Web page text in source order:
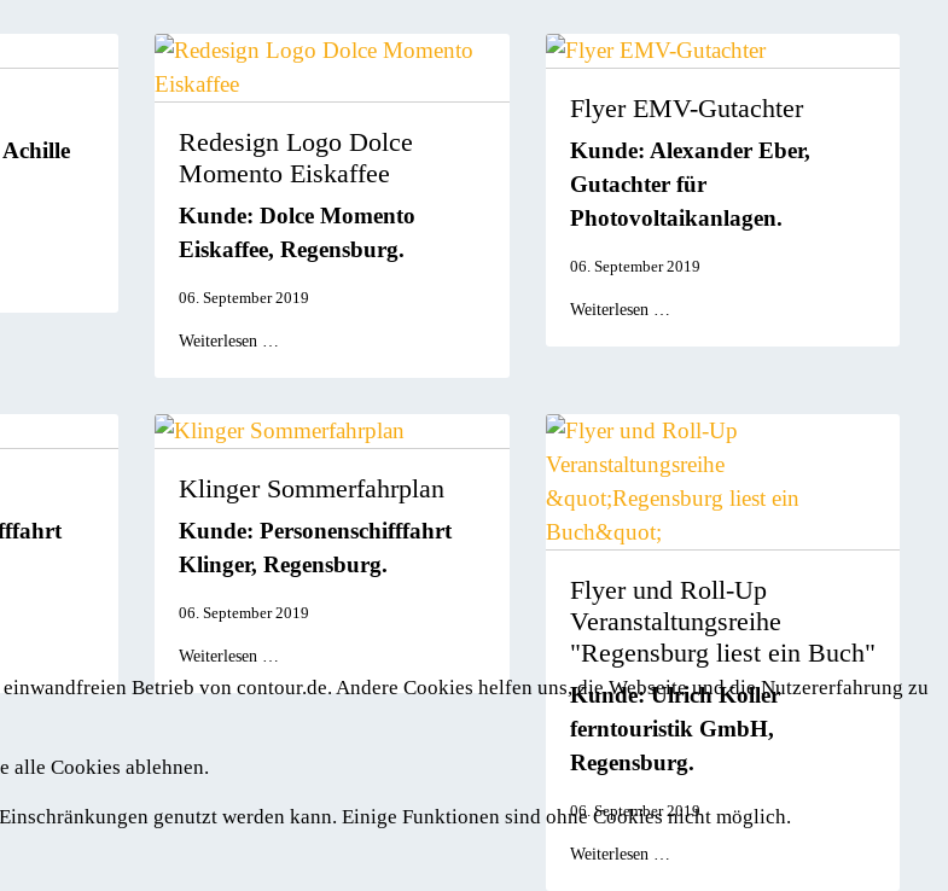
Redesign Logo Dolce
Momento Eiskaffee
Kunde: Dolce Momento
Eiskaffee, Regensburg.
06. September 2019
Weiterlesen …
Flyer EMV-Gutachter
Kunde: Alexander Eber,
Gutachter für
Photovoltaikanlagen.
06. September 2019
Weiterlesen …
Klinger Sommerfahrplan
Kunde: Personenschifffahrt
Klinger, Regensburg.
06. September 2019
Weiterlesen …
Flyer und Roll-Up
Veranstaltungsreihe
"Regensburg liest ein Buch"
Kunde: Ulrich Koller
ferntouristik GmbH,
Regensburg.
06. September 2019
Weiterlesen …
Betrieb von contour.de. Andere Cookies helfen uns, die Webseite und die Nutzererfahrung zu
alle Cookies ablehnen.
genutzt werden kann. Einige Funktionen sind ohne Cookies nicht möglich.